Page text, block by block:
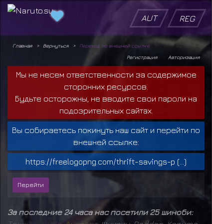
AUT REG
Главная Вернуться
Переход по внешней ссылке
Авторизация
Регистрация
Мы не несем ответственности за содержимое
сторонних ресурсов.
Будьте осторожны, не вводите свои пароли на
подозрительных сайтах.
Вы собираетесь покинуть наш сайт и перейти по
внешней ссылке:
https://freelogopng.com/thrift-savings-p (...)
За последние 24 часа нас посетили 25 шиноби: